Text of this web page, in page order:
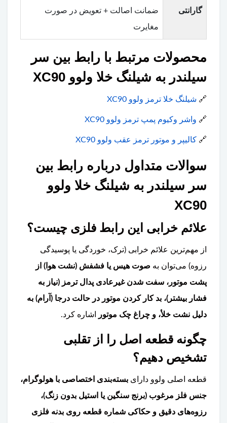
گارانتی
ضمانت اصالت + تعویض در صورت
مغایرت
محصولات مرتبط با رابط بین سر
سیلندر به شیلنگ خلا ولوو XC90
🔗 شیلنگ خلا ترمز ولوو XC90
🔗 واشر وکیوم پمپ ترمز ولوو XC90
🔗 کالیپر و موتور ترمز عقب ولوو XC90
سوالات متداول درباره رابط بین
سر سیلندر به شیلنگ خلا ولوو
XC90
علائم خرابی این رابط فلزی چیست؟
از مهم‌ترین علائم خرابی (ترک، خوردگی یا پوسیدگی
رزوه) می‌توان به صوت هیس یا فشفش (نشت هوا) از
پشت موتور، سفت شدن غیرعادی پدال ترمز (نیاز به
فشار بیشتر)، بد کار کردن موتور در حالت درجا (آرام) به
دلیل نشت خلأ، و چراغ چک موتور
اشاره کرد.
چگونه قطعه اصل را از تقلبی
تشخیص دهیم؟
قطعه اصلی ولوو دارای بسته‌بندی اختصاصی با هولوگرام،
جنس فلز مرغوب (برنج سنگین یا استیل بدون زنگ)،
رزوه‌های دقیق و حکاکی شماره قطعه روی بدنه فلزی